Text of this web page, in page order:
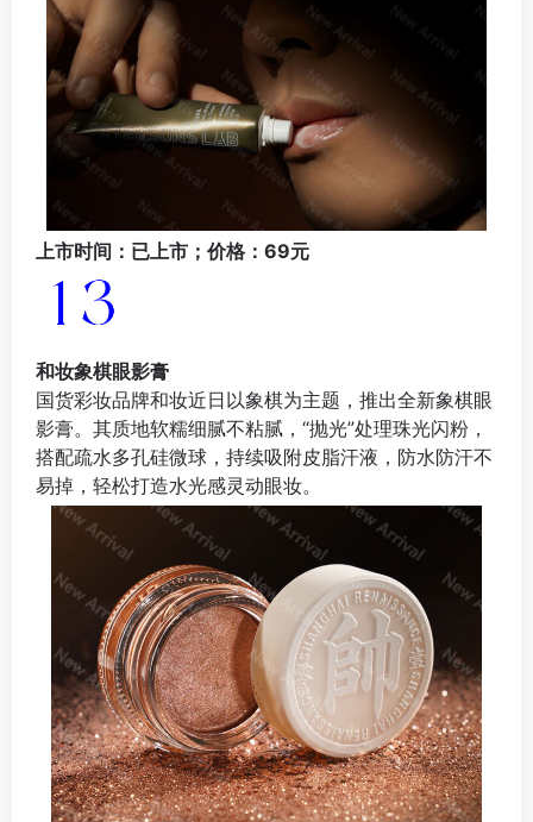
上市时间：已上市；价格：69元
和妆象棋眼影膏
国货彩妆品牌和妆近日以象棋为主题，推出全新象棋眼
影膏。其质地软糯细腻不粘腻，“抛光”处理珠光闪粉，
搭配疏水多孔硅微球，持续吸附皮脂汗液，防水防汗不
易掉，轻松打造水光感灵动眼妆。